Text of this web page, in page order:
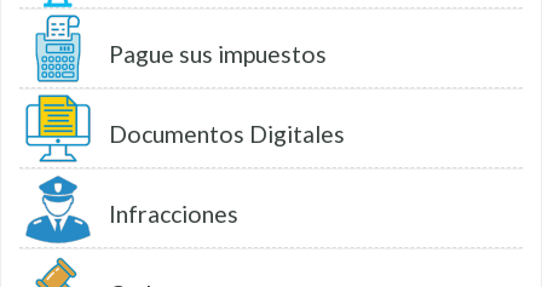
Pague sus impuestos
Documentos Digitales
Infracciones